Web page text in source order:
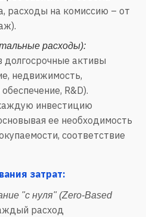
расходы на комиссию – от
расходы):
долгосрочные активы
недвижимость,
R&D).
инвестицию
ее необходимость
соответствие
затрат:
"с нуля" (Zero-Based
расход